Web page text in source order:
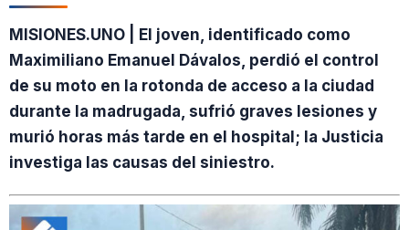
MISIONES.UNO | El joven, identificado como
Maximiliano Emanuel Dávalos, perdió el control
de su moto en la rotonda de acceso a la ciudad
durante la madrugada, sufrió graves lesiones y
murió horas más tarde en el hospital; la Justicia
investiga las causas del siniestro.